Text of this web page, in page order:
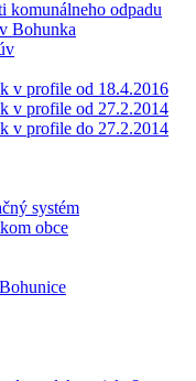
komunálneho odpadu
Bohunka
v profile od 18.4.2016
v profile od 27.2.2014
v profile do 27.2.2014
systém
obce